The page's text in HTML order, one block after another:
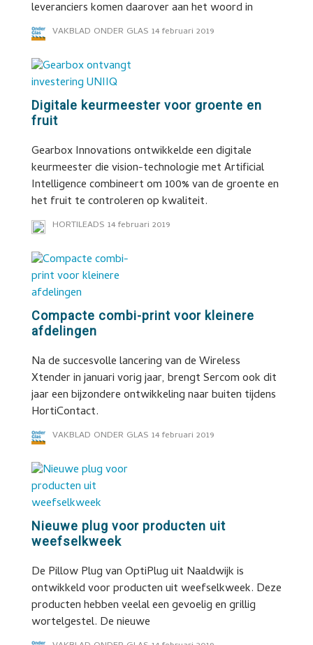
leveranciers komen daarover aan het woord in
VAKBLAD ONDER GLAS 14 februari 2019
Digitale keurmeester voor groente en
fruit
Gearbox Innovations ontwikkelde een digitale
keurmeester die vision-technologie met Artificial
Intelligence combineert om 100% van de groente en
het fruit te controleren op kwaliteit.
HORTILEADS 14 februari 2019
Compacte combi-print voor kleinere
afdelingen
Na de succesvolle lancering van de Wireless
Xtender in januari vorig jaar, brengt Sercom ook dit
jaar een bijzondere ontwikkeling naar buiten tijdens
HortiContact.
VAKBLAD ONDER GLAS 14 februari 2019
Nieuwe plug voor producten uit
weefselkweek
De Pillow Plug van OptiPlug uit Naaldwijk is
ontwikkeld voor producten uit weefselkweek. Deze
producten hebben veelal een gevoelig en grillig
wortelgestel. De nieuwe